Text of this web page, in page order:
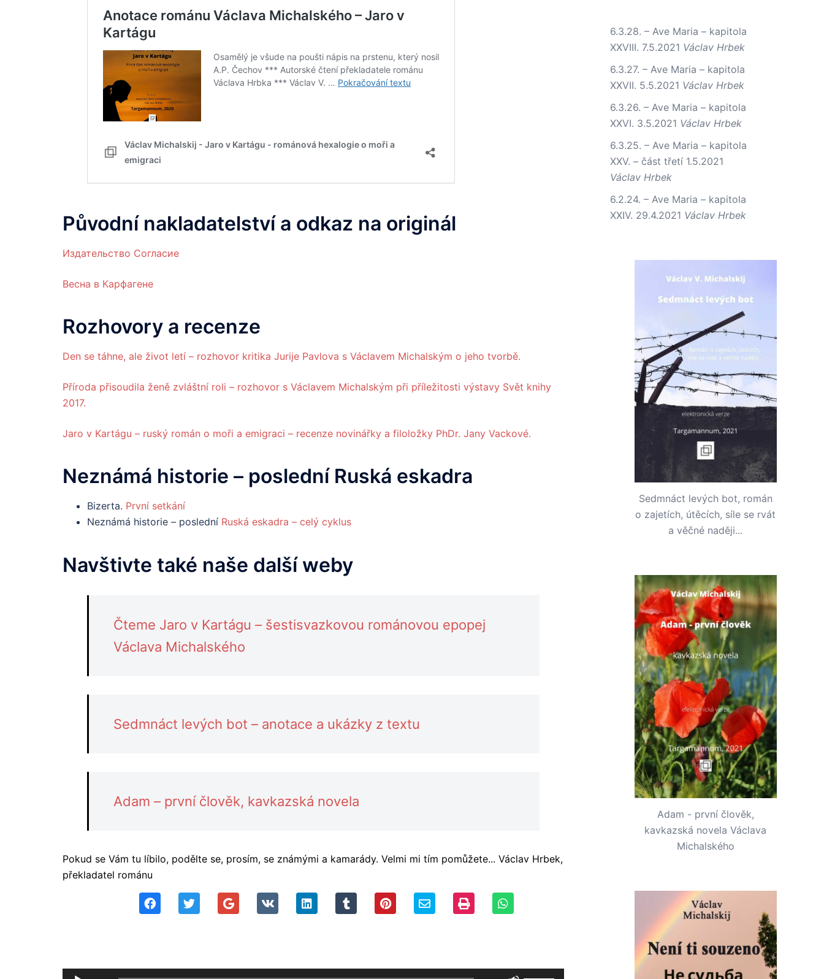
Původní nakladatelství a odkaz na originál
Издательство Согласие
Весна в Карфагене
Rozhovory a recenze
Den se táhne, ale život letí – rozhovor kritika Jurije Pavlova s Václavem Michalským o jeho tvorbě.
Příroda přisoudila ženě zvláštní roli – rozhovor s Václavem Michalským při příležitosti výstavy Svět knihy
2017.
Jaro v Kartágu – ruský román o moři a emigraci – recenze novinářky a filoložky PhDr. Jany Vackové.
Neznámá historie – poslední Ruská eskadra
Bizerta. První setkání
Neznámá historie – poslední Ruská eskadra – celý cyklus
Navštivte také naše další weby
Čteme Jaro v Kartágu – šestisvazkovou románovou epopej
Václava Michalského
Sedmnáct levých bot – anotace a ukázky z textu
Adam – první člověk, kavkazská novela
Pokud se Vám tu líbilo, podělte se, prosím, se známými a kamarády. Velmi mi tím pomůžete... Václav Hrbek,
překladatel románu
Audio
6.3.28. – Ave Maria – kapitola
XXVIII. 7.5.2021 Václav Hrbek
6.3.27. – Ave Maria – kapitola
XXVII. 5.5.2021 Václav Hrbek
6.3.26. – Ave Maria – kapitola
XXVI. 3.5.2021 Václav Hrbek
6.3.25. – Ave Maria – kapitola
XXV. – část třetí 1.5.2021
Václav Hrbek
6.2.24. – Ave Maria – kapitola
XXIV. 29.4.2021 Václav Hrbek
Sedmnáct levých bot, román
o zajetích, útěcích, síle se rvát
a věčné naději...
Adam - první člověk,
kavkazská novela Václava
Michalského